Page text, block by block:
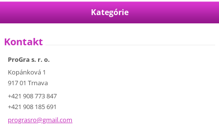
Kategórie
Kontakt
ProGra s. r. o.
Kopánková 1
917 01 Trnava
+421 908 773 847
+421 908 185 691
prograsro@gmail.com